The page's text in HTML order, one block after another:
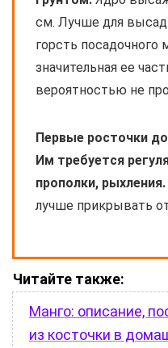
см. Лучше для
горсть посадочного
значительная ее
вероятностью не
Первые росточки
Им требуется
прополки, рыхления.
лучше прикрывать
Читайте также:
Манго: описание,
из косточки в